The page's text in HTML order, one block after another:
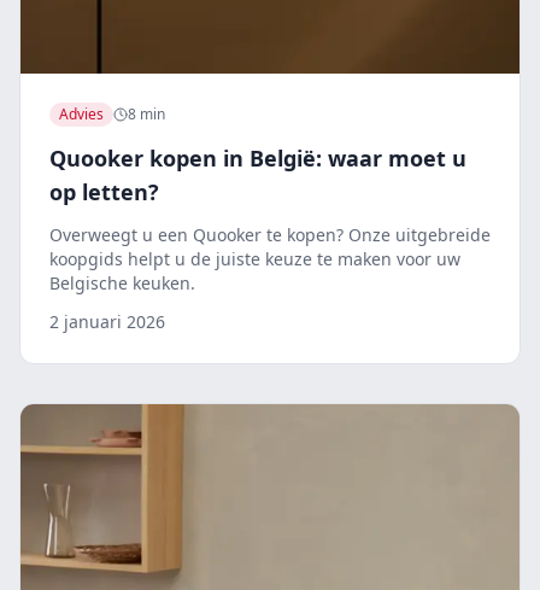
Advies 8 min
Quooker kopen in België: waar moet u
op letten?
Overweegt u een Quooker te kopen? Onze uitgebreide
koopgids helpt u de juiste keuze te maken voor uw
Belgische keuken.
2 januari 2026